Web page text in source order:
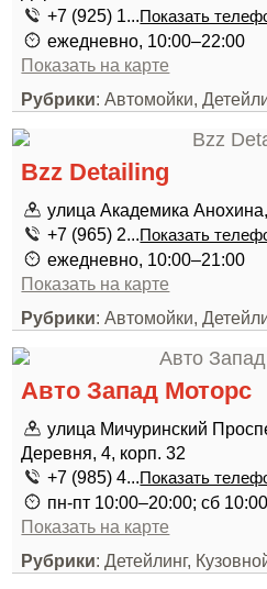
+7 (925) 1...Показать
ежедневно, 10:00–22:00
Показать на карте
Рубрики: Автомойки,
Bzz Detailing
улица Академика
+7 (965) 2...Показать
ежедневно, 10:00–21:00
Показать на карте
Рубрики: Автомойки,
Авто Запад Моторс
улица Мичуринский
Деревня, 4, корп. 32
+7 (985) 4...Показать
пн-пт 10:00–20:00; сб
Показать на карте
Рубрики: Детейлинг,